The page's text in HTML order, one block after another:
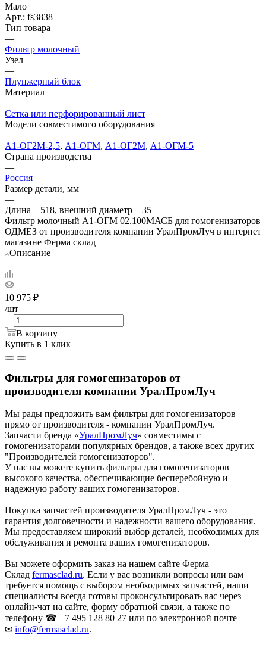
Мало
Арт.: fs3838
Тип товара
—
Фильтр молочный
Узел
—
Плунжерный блок
Материал
—
Сетка или перфорированный лист
Модели совместимого оборудования
—
А1-ОГ2М-2,5, А1-ОГМ, А1-ОГ2М, А1-ОГМ-5
Страна производства
—
Россия
Размер детали, мм
—
Длина – 518, внешний диаметр – 35
Фильтр молочный А1-ОГМ 02.100МАСБ для гомогенизаторов
ОДМЕЗ от производителя компании УралПромЛуч в интернет
магазине Ферма склад
Описание
10 975 ₽
/шт
В корзину
Купить в 1 клик
Фильтры для гомогенизаторов от
производителя компании УралПромЛуч
Мы рады предложить вам фильтры для гомогенизаторов
прямо от производителя - компании УралПромЛуч.
Запчасти бренда «УралПромЛуч» совместимы с
гомогенизаторами популярных брендов, а также всех других
"Производителей гомогенизаторов".
У нас вы можете купить фильтры для гомогенизаторов
высокого качества, обеспечивающие бесперебойную и
надежную работу ваших гомогенизаторов.
Покупка запчастей производителя УралПромЛуч - это
гарантия долговечности и надежности вашего оборудования.
Мы предоставляем широкий выбор деталей, необходимых для
обслуживания и ремонта ваших гомогенизаторов.
Вы можете оформить заказ на нашем сайте Ферма
Склад fermasclad.ru. Если у вас возникли вопросы или вам
требуется помощь с выбором необходимых запчастей, наши
специалисты всегда готовы проконсультировать вас через
онлайн-чат на сайте, форму обратной связи, а также по
телефону ☎ +7 495 128 80 27 или по электронной почте
✉ info@fermasclad.ru.